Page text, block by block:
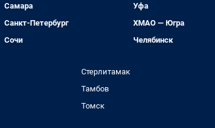
Самара
Санкт-Петербург
Сочи
Уфа
ХМАО — Югра
Челябинск
Стерлитамак
Тамбов
Томск